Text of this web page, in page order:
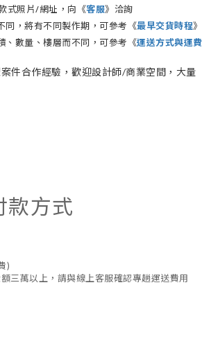
式照片/網址，向《客服》洽詢
同，將有不同製作期，可參考《最早交貨時程》
、數量、樓層而不同，可參考《運送方式與運費
件合作經驗，歡迎設計師/商業空間，大量
款方式
)
三萬以上，請與線上客服確認專趟運送費用